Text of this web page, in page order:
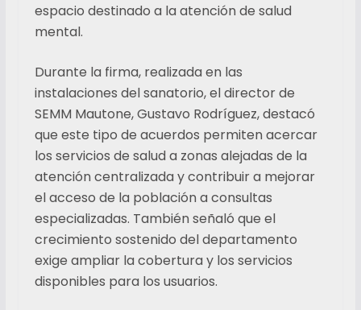
espacio destinado a la atención de salud
mental.
Durante la firma, realizada en las
instalaciones del sanatorio, el director de
SEMM Mautone, Gustavo Rodríguez, destacó
que este tipo de acuerdos permiten acercar
los servicios de salud a zonas alejadas de la
atención centralizada y contribuir a mejorar
el acceso de la población a consultas
especializadas. También señaló que el
crecimiento sostenido del departamento
exige ampliar la cobertura y los servicios
disponibles para los usuarios.